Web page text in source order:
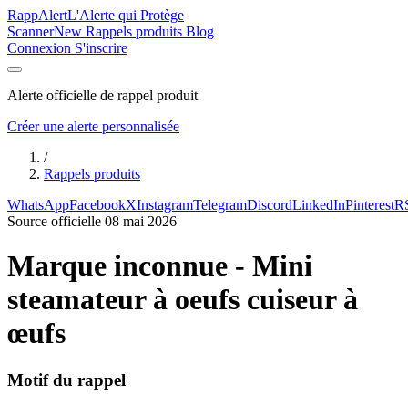
RappAlertL'Alerte qui Protège
ScannerNew Rappels produits Blog
Connexion S'inscrire
Alerte officielle de rappel produit
Créer une alerte personnalisée
/
Rappels produits
WhatsAppFacebookXInstagramTelegramDiscordLinkedInPinterest
Source officielle 08 mai 2026
Marque inconnue - Mini
steamateur à oeufs cuiseur à
œufs
Motif du rappel